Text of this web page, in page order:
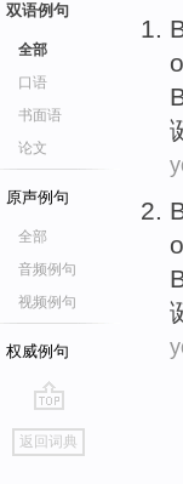
双语例句
全部
口语
书面语
论文
原声例句
全部
音频例句
视频例句
权威例句
go
top
返回词典